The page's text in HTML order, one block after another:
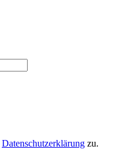
Datenschutzerklärung zu.